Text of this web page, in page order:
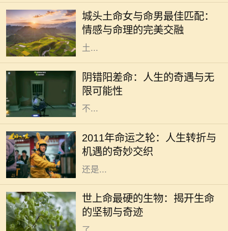
城头土命女与命男最佳匹配：
情感与命理的完美交融
生的一种重要工具，尤其是在选择伴
侣时。城头土命的女性因其沉稳、温
和而受到许多人的喜爱。那么，城头
土...
阴错阳差命：人生的奇遇与无
限可能性
在人生的旅途中，我们或多或少都会
经历一些看似偶然，却又出人意料的
经历。阴错阳差命，这一概念源于生
活中那些出乎意料的巧合和误解，它
不...
2011年命运之轮：人生转折与
机遇的奇妙交织
2011年是一个充满变数和机遇的年
份。在这一年，许多人都经历了巨大
的变化，生活的轨迹可能因此而完全
不同。这一年，无论是从事业的发展
还是...
世上命最硬的生物：揭开生命
的坚韧与奇迹
在这个广袤无垠的地球上，生命的形
态千差万别，有些生物如繁星般绚丽
多彩，而有些则隐藏在隐秘的角落，
展现出惊人的生存能力。科学家们为